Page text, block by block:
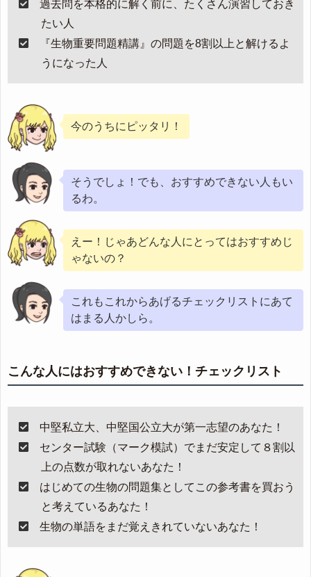
過去問を本格的に解く前に、たくさん演習しておき
たい人
『生物重要問題精講』の問題を8割以上と解けるよ
うになった人
今のうちにピッタリ！
そうでしょ！でも、おすすめできない人もい
るわ。
えー！じゃあどんな人にとってはおすすめじ
ゃないの？
これもこれからあげるチェックリストにあて
はまる人かしら。
こんな人にはおすすめできない！チェックリスト
中堅私立大、中堅国公立大が第一志望のあなた！
センター試験（マーク模試）でまだ安定して８割以
上の点数が取れないあなた！
はじめての生物の問題集としてこの参考書を買おう
と考えているあなた！
生物の単語をまだ覚えきれていないあなた！